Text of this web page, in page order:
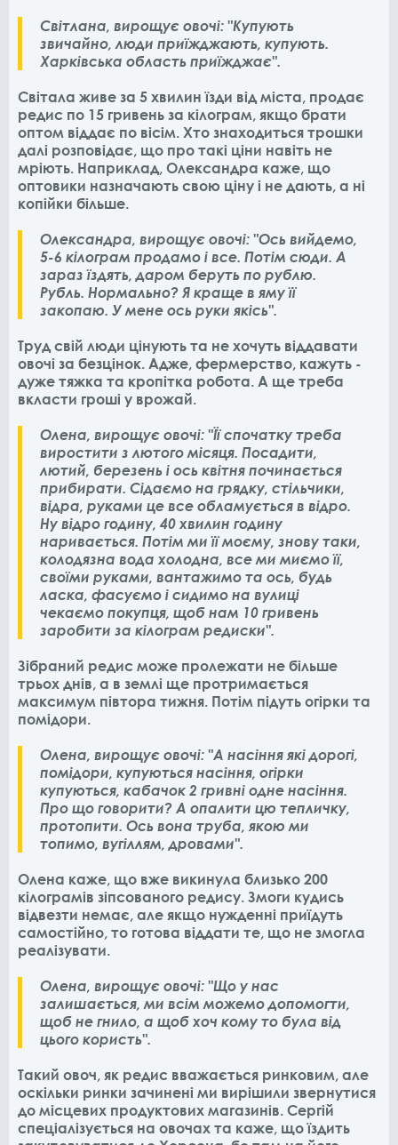
Світлана, вирощує овочі: "Купують
звичайно, люди приїжджають, купують.
Харківська область приїжджає".
Світала живе за 5 хвилин їзди від міста, продає
редис по 15 гривень за кілограм, якщо брати
оптом віддає по вісім. Хто знаходиться трошки
далі розповідає, що про такі ціни навіть не
мріють. Наприклад, Олександра каже, що
оптовики назначають свою ціну і не дають, а ні
копійки більше.
Олександра, вирощує овочі: "Ось вийдемо,
5-6 кілограм продамо і все. Потім сюди. А
зараз їздять, даром беруть по рублю.
Рубль. Нормально? Я краще в яму її
закопаю. У мене ось руки якісь".
Труд свій люди цінують та не хочуть віддавати
овочі за безцінок. Адже, фермерство, кажуть -
дуже тяжка та кропітка робота. А ще треба
вкласти гроші у врожай.
Олена, вирощує овочі: "Її спочатку треба
виростити з лютого місяця. Посадити,
лютий, березень і ось квітня починається
прибирати. Сідаємо на грядку, стільчики,
відра, руками це все обламується в відро.
Ну відро годину, 40 хвилин годину
наривається. Потім ми її моєму, знову таки,
колодязна вода холодна, все ми миємо її,
своїми руками, вантажимо та ось, будь
ласка, фасуємо і сидимо на вулиці
чекаємо покупця, щоб нам 10 гривень
заробити за кілограм редиски".
Зібраний редис може пролежати не більше
трьох днів, а в землі ще протримається
максимум півтора тижня. Потім підуть огірки та
помідори.
Олена, вирощує овочі: "А насіння які дорогі,
помідори, купуються насіння, огірки
купуються, кабачок 2 гривні одне насіння.
Про що говорити? А опалити цю тепличку,
протопити. Ось вона труба, якою ми
топимо, вугіллям, дровами".
Олена каже, що вже викинула близько 200
кілограмів зіпсованого редису. Змоги кудись
відвезти немає, але якщо нужденні приїдуть
самостійно, то готова віддати те, що не змогла
реалізувати.
Олена, вирощує овочі: "Що у нас
залишається, ми всім можемо допомогти,
щоб не гнило, а щоб хоч кому то була від
цього користь".
Такий овоч, як редис вважається ринковим, але
оскільки ринки зачинені ми вирішили звернутися
до місцевих продуктових магазинів. Сергій
спеціалізується на овочах та каже, що їздить